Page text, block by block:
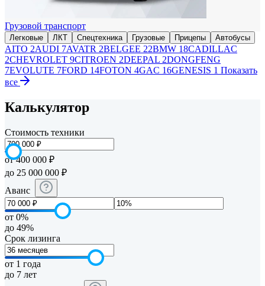
Грузовой транспорт
Легковые ЛКТ Спецтехника Грузовые Прицепы Автобусы
AITO 2AUDI 7AVATR 2BELGEE 22BMW 18CADILLAC
2CHEVROLET 9CITROEN 2DEEPAL 2DONGFENG
7EVOLUTE 7FORD 14FOTON 4GAC 16GENESIS 1 Показать
все
Калькулятор
Стоимость техники
от 400 000 ₽
до 25 000 000 ₽
Аванс
от 0%
до 49%
Срок лизинга
от 1 года
до 7 лет